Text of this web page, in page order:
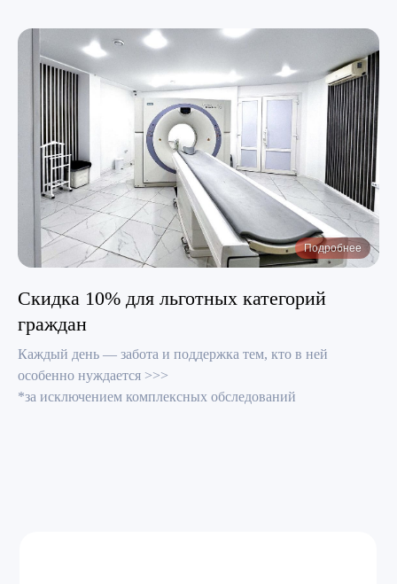
Подробнее
Скидка 10% для льготных категорий
граждан
Каждый день — забота и поддержка тем, кто в ней
особенно нуждается >>>
*за исключением комплексных обследований